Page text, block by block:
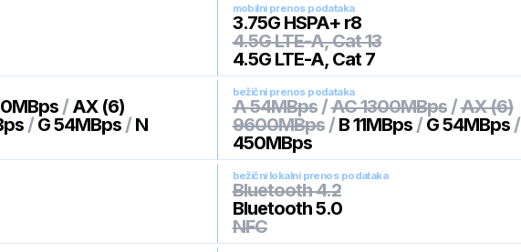
mobilni prenos podataka
3.75G HSPA+ r8
4.5G LTE-A, Cat 13
4.5G LTE-A, Cat 7
/ AX (6)
/ G 54MBps/ N
bežični prenos podataka
A 54MBps/AC 1300MBps/AX (6)
9600MBps/ B 11MBps/ G 54MBps/
450MBps
bežični lokalni prenos podataka
Bluetooth 4.2
Bluetooth 5.0
NFC